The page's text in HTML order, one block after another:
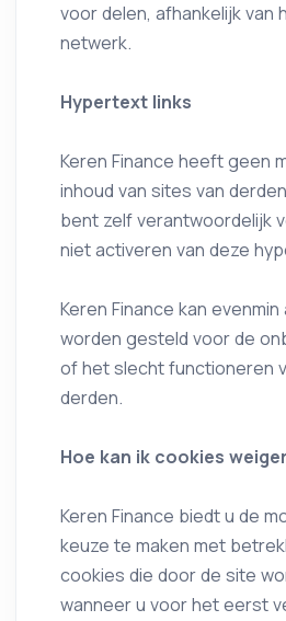
voor delen, afhankelijk
netwerk.
Hypertext links
Keren Finance heeft geen
inhoud van sites van
bent zelf verantwoordelijk
niet activeren van deze
Keren Finance kan
worden gesteld voor de
of het slecht functioneren
derden.
Hoe kan ik cookies
Keren Finance biedt u de
keuze te maken met
cookies die door de site
wanneer u voor het eerst